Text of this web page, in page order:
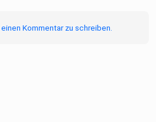
Kommentar zu schreiben.